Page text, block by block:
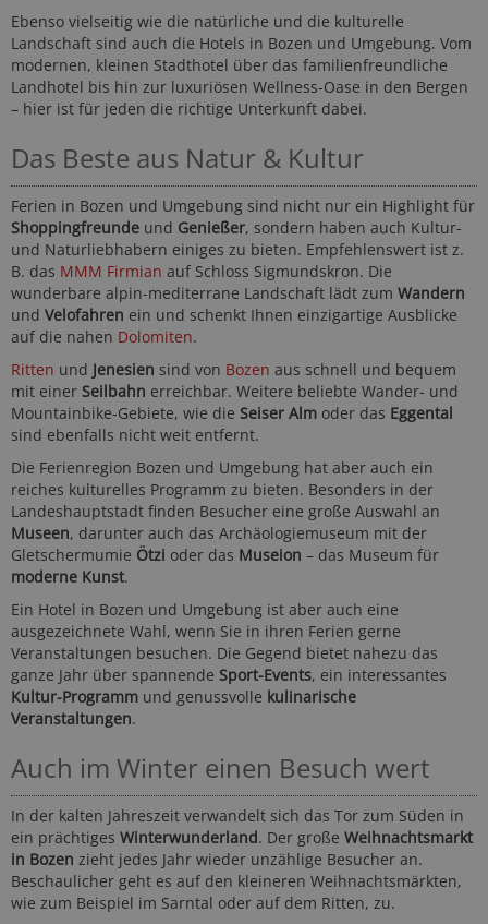
Ebenso vielseitig wie die natürliche und die kulturelle
Landschaft sind auch die Hotels in Bozen und Umgebung. Vom
modernen, kleinen Stadthotel über das familienfreundliche
Landhotel bis hin zur luxuriösen Wellness-Oase in den Bergen
– hier ist für jeden die richtige Unterkunft dabei.
Das Beste aus Natur & Kultur
Ferien in Bozen und Umgebung sind nicht nur ein Highlight für
Shoppingfreunde und Genießer, sondern haben auch Kultur-
und Naturliebhabern einiges zu bieten. Empfehlenswert ist z.
B. das MMM Firmian auf Schloss Sigmundskron. Die
wunderbare alpin-mediterrane Landschaft lädt zum Wandern
und Velofahren ein und schenkt Ihnen einzigartige Ausblicke
auf die nahen Dolomiten.
Ritten und Jenesien sind von Bozen aus schnell und bequem
mit einer Seilbahn erreichbar. Weitere beliebte Wander- und
Mountainbike-Gebiete, wie die Seiser Alm oder das Eggental
sind ebenfalls nicht weit entfernt.
Die Ferienregion Bozen und Umgebung hat aber auch ein
reiches kulturelles Programm zu bieten. Besonders in der
Landeshauptstadt finden Besucher eine große Auswahl an
Museen, darunter auch das Archäologiemuseum mit der
Gletschermumie Ötzi oder das Museion – das Museum für
moderne Kunst.
Ein Hotel in Bozen und Umgebung ist aber auch eine
ausgezeichnete Wahl, wenn Sie in ihren Ferien gerne
Veranstaltungen besuchen. Die Gegend bietet nahezu das
ganze Jahr über spannende Sport-Events, ein interessantes
Kultur-Programm und genussvolle kulinarische
Veranstaltungen.
Auch im Winter einen Besuch wert
In der kalten Jahreszeit verwandelt sich das Tor zum Süden in
ein prächtiges Winterwunderland. Der große Weihnachtsmarkt
in Bozen zieht jedes Jahr wieder unzählige Besucher an.
Beschaulicher geht es auf den kleineren Weihnachtsmärkten,
wie zum Beispiel im Sarntal oder auf dem Ritten, zu.